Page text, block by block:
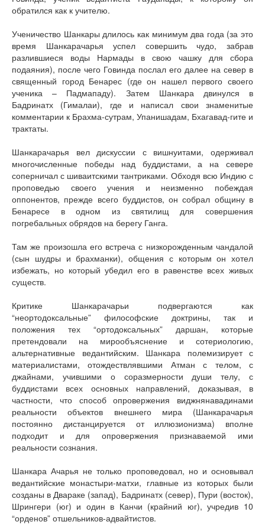
обратился как к учителю.
Ученичество Шанкары длилось как минимум два года (за это
время Шанкарачарья успел совершить чудо, забрав
разлившиеся воды Нармады в свою чашку для сбора
подаяния), после чего Говинда послал его далее на север в
священный город Бенарес (где он нашел первого своего
ученика – Падмападу). Затем Шанкара двинулся в
Бадринатх (Гималаи), где и написал свои знаменитые
комментарии к Брахма-сутрам, Упанишадам, Бхагавад-гите и
трактаты.
Шанкарачарья вел дискуссии с вишнуитами, одерживал
многочисленные победы над буддистами, а на севере
соперничал с шиваитскими тантриками. Обходя всю Индию с
проповедью своего учения и неизменно побеждая
оппонентов, прежде всего буддистов, он собрал общину в
Бенаресе в одном из святилищ для совершения
погребальных обрядов на берегу Ганга.
Там же произошла его встреча с низкорожденным чандалой
(сын шудры и брахманки), общения с которым он хотел
избежать, но который убедил его в равенстве всех живых
существ.
Критике Шанкарачарьи подвергаются как
“неортодоксальные” философские доктрины, так и
положения тех “ортодоксальных” даршан, которые
претендовали на мирообъяснение и сотериологию,
альтернативные ведантийским. Шанкара полемизирует с
материалистами, отождествлявшими Атман с телом, с
джайнами, учившими о соразмерности души телу, с
буддистами всех основных направлений, доказывая, в
частности, что способ опровержения виджнянавадинами
реальности объектов внешнего мира (Шанкарачарья
постоянно дистанцируется от иллюзионизма) вполне
подходит и для опровержения признаваемой ими
реальности сознания.
Шанкара Ачарья не только проповедовал, но и основывал
ведантийские монастыри-матхи, главные из которых были
созданы в Двараке (запад), Бадринатх (север), Пури (восток),
Шрингери (юг) и один в Канчи (крайний юг), учредив 10
“орденов” отшельников-адвайтистов.